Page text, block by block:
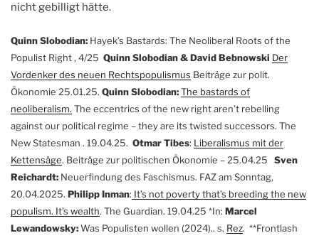
nicht gebilligt hätte.
Quinn Slobodian: Hayek’s Bastards: The Neoliberal Roots of the
Populist Right , 4/25 Quinn Slobodian &David Bebnowski Der
Vordenker des neuen Rechtspopulismus Beiträge zur polit.
Ökonomie 25.01.25. Quinn Slobodian:The bastards of
neoliberalism. The eccentrics of the new right aren’t rebelling
against our political regime – they are its twisted successors. The
New Statesman . 19.04.25. Otmar Tibes: Liberalismus mit der
Kettensäge. Beiträge zur politischen Ökonomie – 25.04.25 Sven
Reichardt: Neuerfindung des Faschismus. FAZ am Sonntag,
20.04.2025. Philipp Inman: It’s not poverty that’s breeding the new
populism. It’s wealth. The Guardian. 19.04.25 *In: Marcel
Lewandowsky:Was Populisten wollen (2024).. s. Rez. **Frontlash